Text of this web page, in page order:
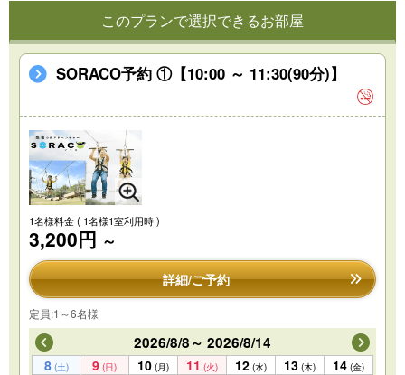
このプランで選択できるお部屋
SORACO予約 ①【10:00 ～ 11:30(90分)】
1名様料金( 1名様1室利用時 )
3,200円 ～
詳細/ご予約
定員:1～6名様
2026/8/8～ 2026/8/14
8 (土) 9 (日) 10 (月) 11 (火) 12 (水) 13 (木) 14 (金)